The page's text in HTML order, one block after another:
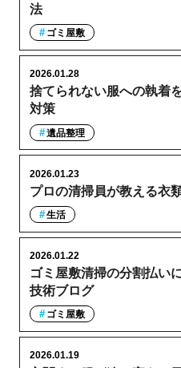
法
ゴミ屋敷
捨てられない服への執着
対策
2026.01.28
遺品整理
プロの清掃員が教える衣
2026.01.23
生活
ゴミ屋敷清掃の分割払い
技術ブログ
2026.01.22
ゴミ屋敷
2026.01.19